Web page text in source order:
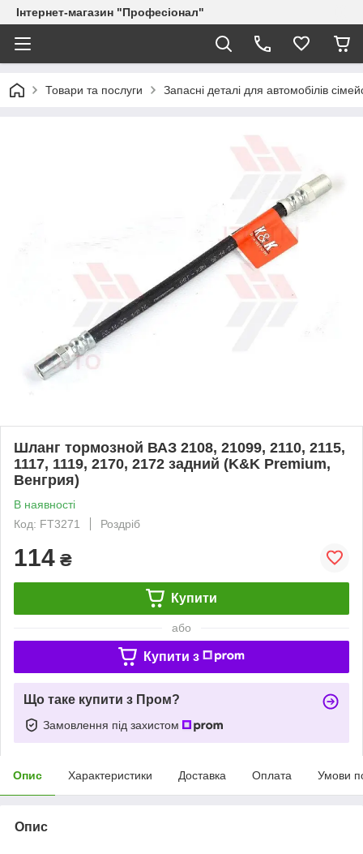
Інтернет-магазин "Професіонал"
Товари та послуги Запасні деталі для автомобілів
Шланг тормозной ВАЗ 2108, 21099, 2110, 2115,
1117, 1119, 2170, 2172 задний (K&K Premium,
Венгрия)
В наявності
Код: FT3271
Роздріб
114 ₴
Купити
або
Купити з
Що таке купити з Пром?
Замовлення під захистом
Опис Характеристики Доставка Оплата Умови
Опис